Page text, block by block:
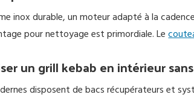
inox durable, un moteur adapté à la
pour nettoyage est primordiale. Le
un grill kebab en intérieur
disposent de bacs récupérateurs et